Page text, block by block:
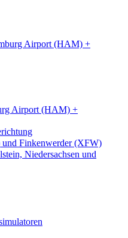
Airport (HAM) +
Airport (HAM) +
Finkenwerder (XFW)
Niedersachsen und